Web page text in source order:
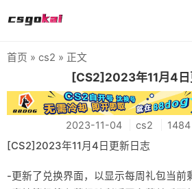
farmskins
88dog
flamecases
88hash-jp
首页 » cs2 » 正文
[CS2]2023年11月4日
2023-11-04 cs2
[CS2]2023年11月4日更新日志
-更新了兑换界面，以显示每周礼包当前